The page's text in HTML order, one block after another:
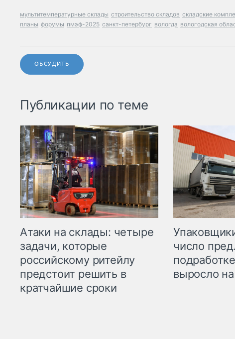
мультитемпературные склады строительство складов складские
планы форумы пмэф-2025 санкт-петербург вологда вологодская
ОБСУДИТЬ
Публикации по теме
Атаки на склады: четыре
задачи, которые
российскому ритейлу
предстоит решить в
кратчайшие сроки
число
выросло